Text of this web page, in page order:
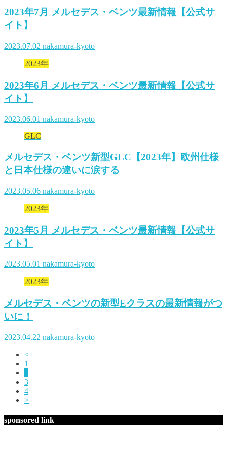
2023年7月 メルセデス・ベンツ最新情報【公式サ
イト】
2023.07.02 nakamura-kyoto
2023年
2023年6月 メルセデス・ベンツ最新情報【公式サ
イト】
2023.06.01 nakamura-kyoto
GLC
メルセデス・ベンツ新型GLC【2023年】欧州仕様
と日本仕様の違いに涙する
2023.05.06 nakamura-kyoto
2023年
2023年5月 メルセデス・ベンツ最新情報【公式サ
イト】
2023.05.01 nakamura-kyoto
2023年
メルセデス・ベンツの新型Eクラスの最新情報がつ
いに！
2023.04.22 nakamura-kyoto
<
1
3
4
>
sponsored link